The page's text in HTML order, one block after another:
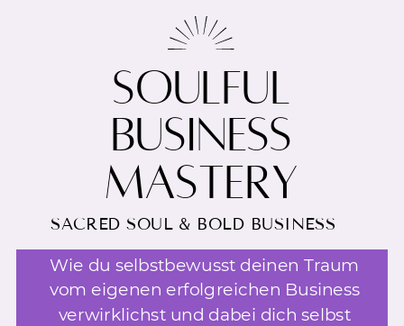
SACRED SOUL & BOLD BUSINESS
SOULFUL
BUSINESS
MASTERY
Wie du selbstbewusst deinen Traum
vom eigenen erfolgreichen Business
verwirklichst und dabei dich selbst